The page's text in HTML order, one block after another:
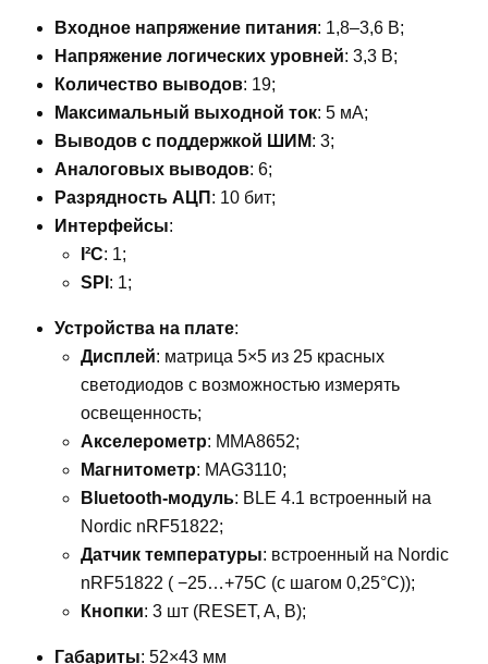
Входное напряжение питания: 1,8–3,6 В;
Напряжение логических уровней: 3,3 В;
Количество выводов: 19;
Максимальный выходной ток: 5 мА;
Выводов с поддержкой ШИМ: 3;
Аналоговых выводов: 6;
Разрядность АЦП : 10 бит;
Интерфейсы:
I²C: 1;
SPI : 1;
Устройства на плате:
Дисплей: матрица 5×5 из 25 красных
светодиодов с возможностью измерять
освещенность;
Акселерометр: MMA8652;
Магнитометр: MAG3110;
Bluetooth-модуль: BLE 4.1 встроенный на
Nordic nRF51822;
Датчик температуры: встроенный на Nordic
nRF51822 ( −25…+75С (с шагом 0,25°С));
Кнопки: 3 шт (RESET, A, B);
Габариты: 52×43 мм